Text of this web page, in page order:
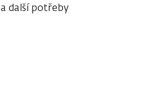
další potřeby